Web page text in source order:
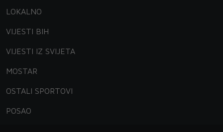
LOKALNO
VIJESTI BIH
VIJESTI IZ SVIJETA
MOSTAR
OSTALI SPORTOVI
POSAO